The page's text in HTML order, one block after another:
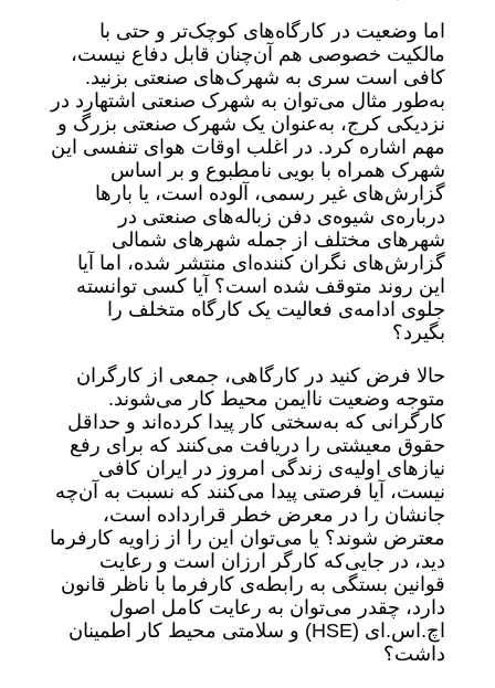
اما وضعیت در کارگاه‌های کوچک‌تر و حتی با
مالکیت خصوصی هم آن‌چنان قابل دفاع نیست،
کافی است سری به شهر‌ک‌های صنعتی بزنید.
به‌طور مثال می‌توان به شهرک صنعتی اشتهارد در
نزدیکی کرج، به‌عنوان یک شهرک صنعتی بزرگ و
مهم اشاره کرد. در اغلب اوقات هوای تنفسی این
شهرک همراه با بویی نامطبوع و بر اساس
گزارش‌های غیر رسمی، آلوده است، یا بارها
درباره‌ی شیوه‌ی دفن زباله‌های صنعتی در
شهرهای مختلف از جمله شهرهای شمالی
گزارش‌های نگران‌ کننده‌ای منتشر شده، اما آیا
این روند متوقف شده است؟‌ آیا کسی توانسته
جلوی ادامه‌ی فعالیت یک کارگاه متخلف را
بگیرد؟
حالا فرض کنید در کارگاهی، جمعی از کارگران
متوجه وضعیت ناایمن محیط کار می‌شوند.
کارگرانی که به‌سختی کار پیدا کرده‌اند و حداقل
حقوق معیشتی را دریافت می‌کنند که برای رفع
نیاز‌های اولیه‌ی زندگی امروز در ایران کافی
نیست، آیا فرصتی پیدا می‌کنند که نسبت به آن‌چه
جانشان را در معرض خطر قرارداده است،
معترض شوند؟‌ یا می‌توان این را از زاویه کارفرما
دید، در جایی‌که کارگر ارزان است و رعایت
قوانین بستگی به رابطه‌ی کارفرما با ناظر قانون
دارد، چقدر می‌توان به رعایت کامل اصول
اچ.اس.ای (HSE) و سلامتی محیط کار اطمینان
داشت؟‌